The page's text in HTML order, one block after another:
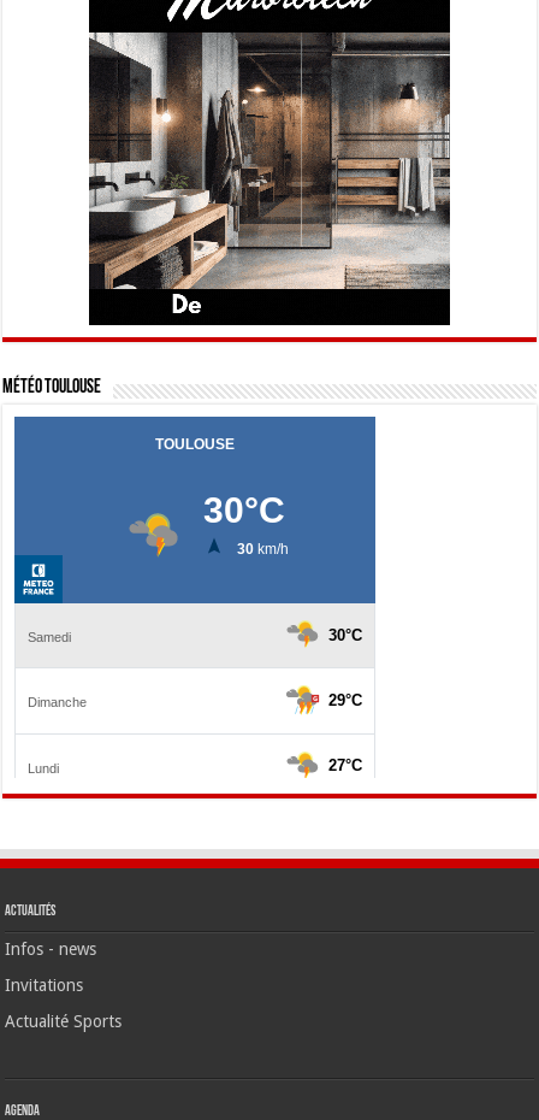
Météo Toulouse
Actualités
Infos - news
Invitations
Actualité Sports
Agenda